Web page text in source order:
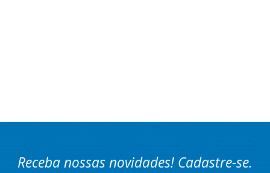
Receba nossas novidades! Cadastre-se.